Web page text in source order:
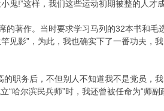
!”这样，我们这些运动初期被整的人才成
著作。当时要求学习马列的32本书和毛
见影”，为此，我也确实下了一番功夫，
务后，不但别人不知道我不是党员，
哈尔滨民兵师”时，我还曾被任命为“师副